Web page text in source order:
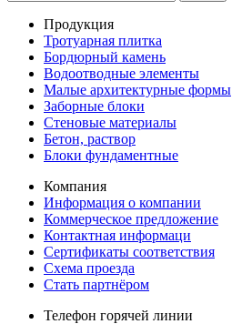
Продукция
Тротуарная плитка
Бордюрный камень
Водоотводные элементы
Малые архитектурные формы
Заборные блоки
Стеновые материалы
Бетон, раствор
Блоки фундаментные
Компания
Информация о компании
Коммерческое предложение
Контактная информаци
Сертификаты соответствия
Схема проезда
Стать партнёром
Телефон горячей линии